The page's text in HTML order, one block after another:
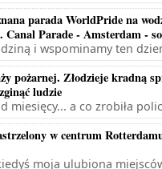
parada WorldPride na
Canal Parade - Amsterdam -
i wspominamy ten
pożarnej. Złodzieje kradną
ludzie
miesięcy... a co zrobiła
w centrum
moja ulubiona